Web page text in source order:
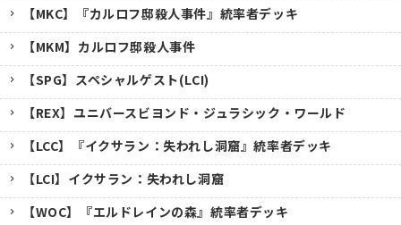
【MKC】『カルロフ邸殺人事件』統率者デッキ
【MKM】カルロフ邸殺人事件
【SPG】スペシャルゲスト(LCI)
【REX】ユニバースビヨンド・ジュラシック・ワールド
【LCC】『イクサラン：失われし洞窟』統率者デッキ
【LCI】イクサラン：失われし洞窟
【WOC】『エルドレインの森』統率者デッキ